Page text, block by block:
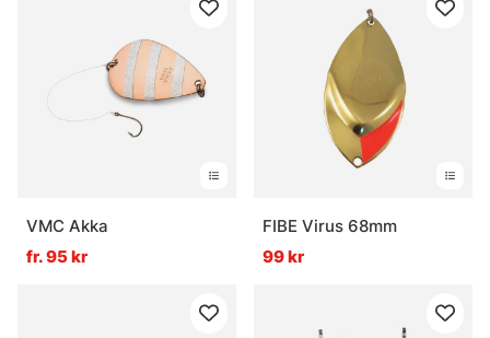
VMC Akka
fr. 95 kr
FIBE Virus 68mm
99 kr